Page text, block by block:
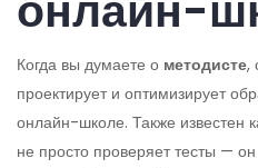
Когда вы думаете о методисте,
проектирует и оптимизирует
онлайн-школе. Также известен
не просто проверяет тесты —